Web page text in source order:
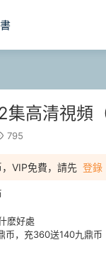
高清視頻
795
，VIP免費，請先 登錄
麽好處
币，充360送140九鼎币